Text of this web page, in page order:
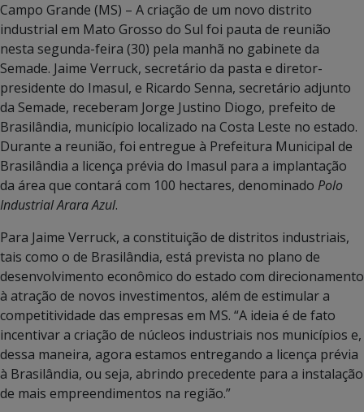
Campo Grande (MS) – A criação de um novo distrito
industrial em Mato Grosso do Sul foi pauta de reunião
nesta segunda-feira (30) pela manhã no gabinete da
Semade. Jaime Verruck, secretário da pasta e diretor-
presidente do Imasul, e Ricardo Senna, secretário adjunto
da Semade, receberam Jorge Justino Diogo, prefeito de
Brasilândia, município localizado na Costa Leste no estado.
Durante a reunião, foi entregue à Prefeitura Municipal de
Brasilândia a licença prévia do Imasul para a implantação
da área que contará com 100 hectares, denominado Polo
Industrial Arara Azul.
Para Jaime Verruck, a constituição de distritos industriais,
tais como o de Brasilândia, está prevista no plano de
desenvolvimento econômico do estado com direcionamento
à atração de novos investimentos, além de estimular a
competitividade das empresas em MS. “A ideia é de fato
incentivar a criação de núcleos industriais nos municípios e,
dessa maneira, agora estamos entregando a licença prévia
à Brasilândia, ou seja, abrindo precedente para a instalação
de mais empreendimentos na região.”